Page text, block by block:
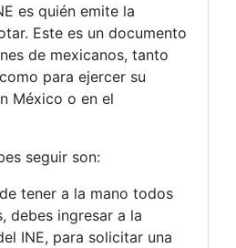
es quién emite la
Este es un documento
de mexicanos, tanto
para ejercer su
México o en el
seguir son:
tener a la mano todos
debes ingresar a la
INE, para solicitar una